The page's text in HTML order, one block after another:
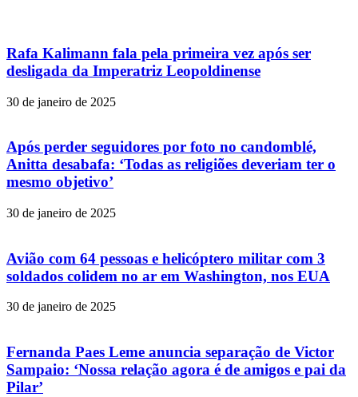
Rafa Kalimann fala pela primeira vez após ser
desligada da Imperatriz Leopoldinense
30 de janeiro de 2025
Após perder seguidores por foto no candomblé,
Anitta desabafa: ‘Todas as religiões deveriam ter o
mesmo objetivo’
30 de janeiro de 2025
Avião com 64 pessoas e helicóptero militar com 3
soldados colidem no ar em Washington, nos EUA
30 de janeiro de 2025
Fernanda Paes Leme anuncia separação de Victor
Sampaio: ‘Nossa relação agora é de amigos e pai da
Pilar’